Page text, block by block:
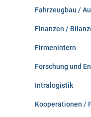
Fahrzeugbau /
Finanzen /
Firmenintern
Forschung und
Intralogistik
Kooperationen /